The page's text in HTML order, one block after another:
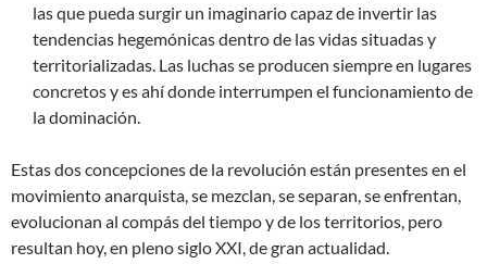
las que pueda surgir un imaginario capaz de invertir las
tendencias hegemónicas dentro de las vidas situadas y
territorializadas. Las luchas se producen siempre en lugares
concretos y es ahí donde interrumpen el funcionamiento de
la dominación.
Estas dos concepciones de la revolución están presentes en el
movimiento anarquista, se mezclan, se separan, se enfrentan,
evolucionan al compás del tiempo y de los territorios, pero
resultan hoy, en pleno siglo XXI, de gran actualidad.